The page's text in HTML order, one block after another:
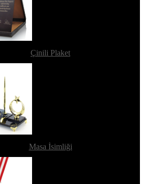
Çinili Plaket
Masa İsimliği